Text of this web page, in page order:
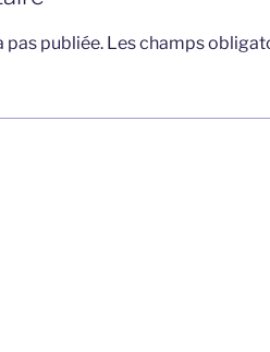
pas publiée. Les champs